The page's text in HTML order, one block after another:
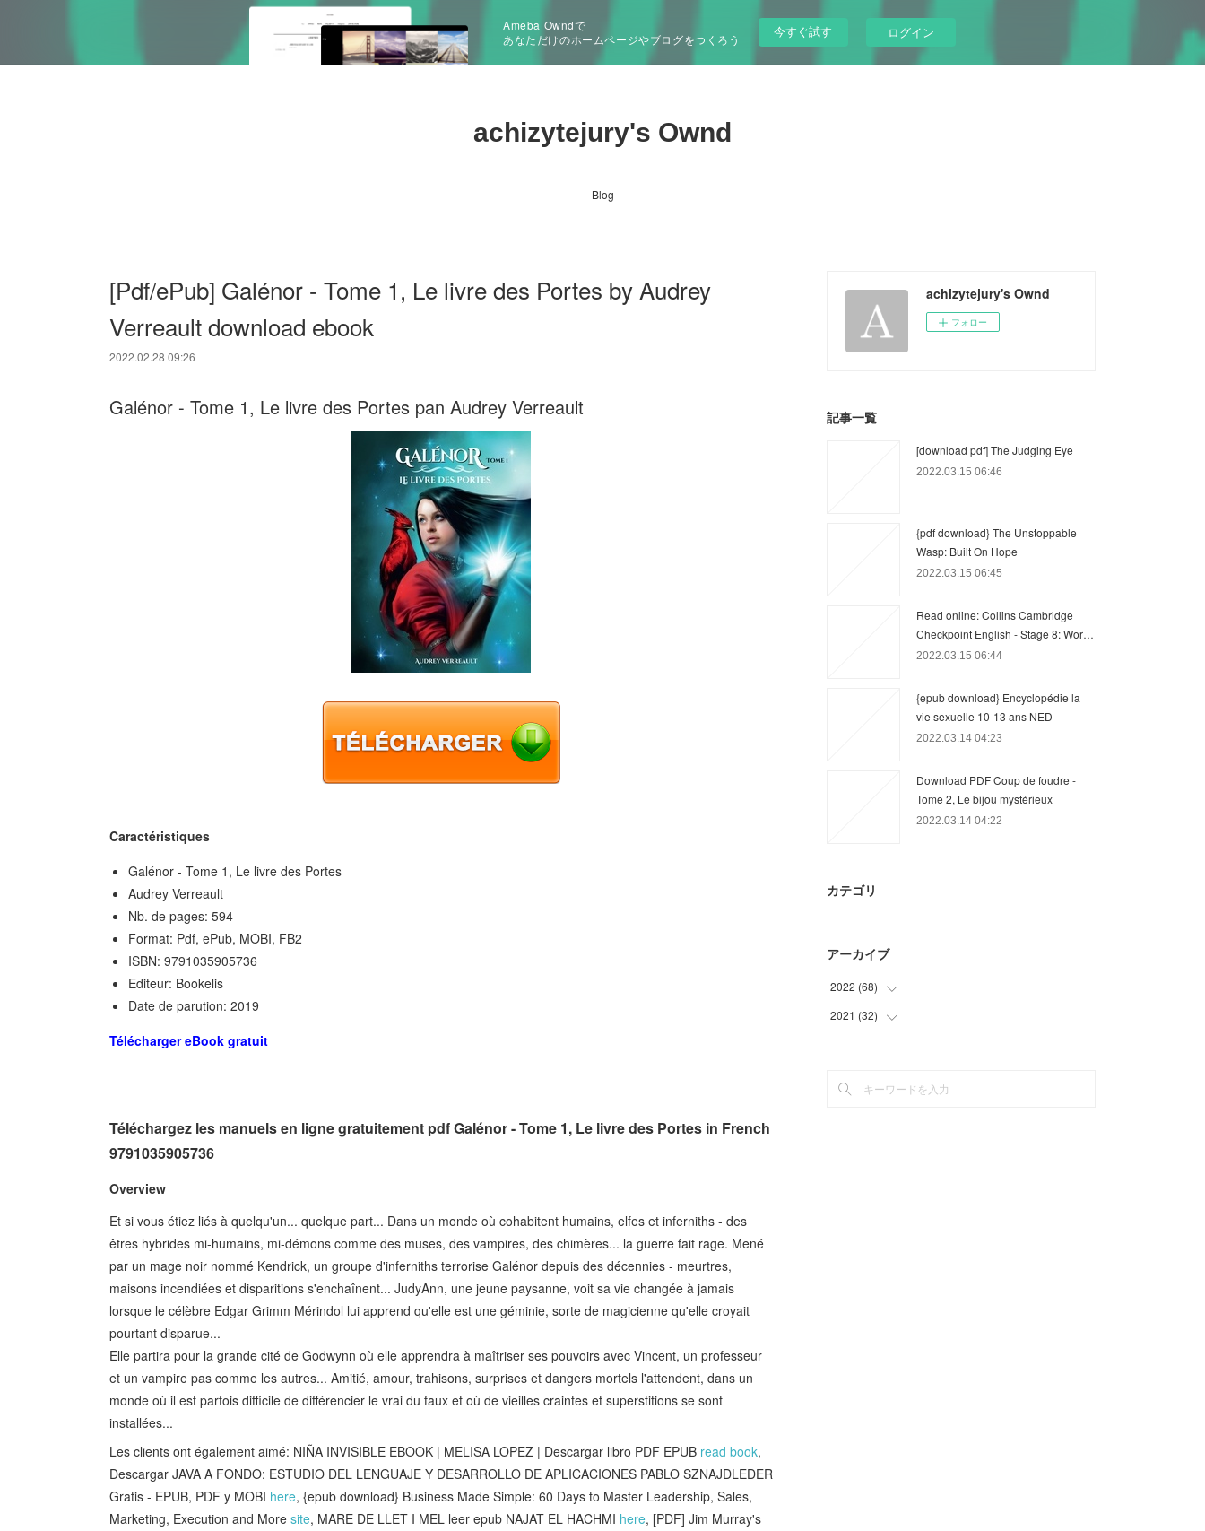
Ameba Owndで
あなただけのホームページやブログをつくろう
今すぐ試す ログイン
achizytejury's Ownd
Blog
[Pdf/ePub] Galénor - Tome 1, Le livre des Portes by Audrey
Verreault download ebook
2022.02.28 09:26
Galénor - Tome 1, Le livre des Portes pan Audrey Verreault
Caractéristiques
Galénor - Tome 1, Le livre des Portes
Audrey Verreault
Nb. de pages: 594
Format: Pdf, ePub, MOBI, FB2
ISBN: 9791035905736
Editeur: Bookelis
Date de parution: 2019
Télécharger eBook gratuit
Téléchargez les manuels en ligne gratuitement pdf Galénor - Tome 1, Le livre des Portes in French
9791035905736
Overview
Et si vous étiez liés à quelqu'un... quelque part... Dans un monde où cohabitent humains, elfes et inferniths - des
êtres hybrides mi-humains, mi-démons comme des muses, des vampires, des chimères... la guerre fait rage. Mené
par un mage noir nommé Kendrick, un groupe d'inferniths terrorise Galénor depuis des décennies - meurtres,
maisons incendiées et disparitions s'enchaînent... JudyAnn, une jeune paysanne, voit sa vie changée à jamais
lorsque le célèbre Edgar Grimm Mérindol lui apprend qu'elle est une géminie, sorte de magicienne qu'elle croyait
pourtant disparue...
Elle partira pour la grande cité de Godwynn où elle apprendra à maîtriser ses pouvoirs avec Vincent, un professeur
et un vampire pas comme les autres... Amitié, amour, trahisons, surprises et dangers mortels l'attendent, dans un
monde où il est parfois difficile de différencier le vrai du faux et où de vieilles craintes et superstitions se sont
installées...
Les clients ont également aimé: NIÑA INVISIBLE EBOOK | MELISA LOPEZ | Descargar libro PDF EPUB read book,
Descargar JAVA A FONDO: ESTUDIO DEL LENGUAJE Y DESARROLLO DE APLICACIONES PABLO SZNAJDLEDER
Gratis - EPUB, PDF y MOBI here, {epub download} Business Made Simple: 60 Days to Master Leadership, Sales,
Marketing, Execution and More site, MARE DE LLET I MEL leer epub NAJAT EL HACHMI here, [PDF] Jim Murray's
achizytejury's Ownd
フォロー
記事一覧
[download pdf] The Judging Eye
2022.03.15 06:46
{pdf download} The Unstoppable
Wasp: Built On Hope
2022.03.15 06:45
Read online: Collins Cambridge
Checkpoint English - Stage 8: Wor…
2022.03.15 06:44
{epub download} Encyclopédie la
vie sexuelle 10-13 ans NED
2022.03.14 04:23
Download PDF Coup de foudre -
Tome 2, Le bijou mystérieux
2022.03.14 04:22
カテゴリ
アーカイブ
2022 (68)
(19
)
2021 (32)